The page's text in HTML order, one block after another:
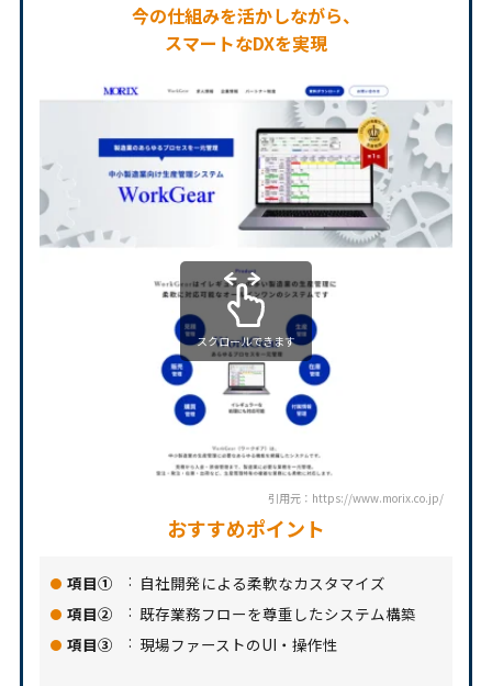
今の仕組みを活かしながら、
スマートなDXを実現
引用元：https://www.morix.co.jp/
おすすめポイント
項目①
自社開発による柔軟なカスタマイズ
項目②
既存業務フローを尊重したシステム構築
項目③
現場ファーストのUI・操作性
スクロールできます